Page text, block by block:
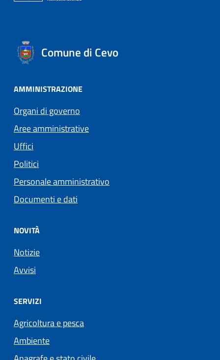
Comune di Cevo
AMMINISTRAZIONE
Organi di governo
Aree amministrative
Uffici
Politici
Personale amministrativo
Documenti e dati
NOVITÀ
Notizie
Avvisi
SERVIZI
Agricoltura e pesca
Ambiente